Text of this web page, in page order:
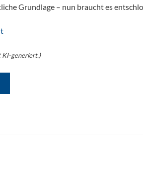
Grundlage – nun braucht es
KI-generiert.)